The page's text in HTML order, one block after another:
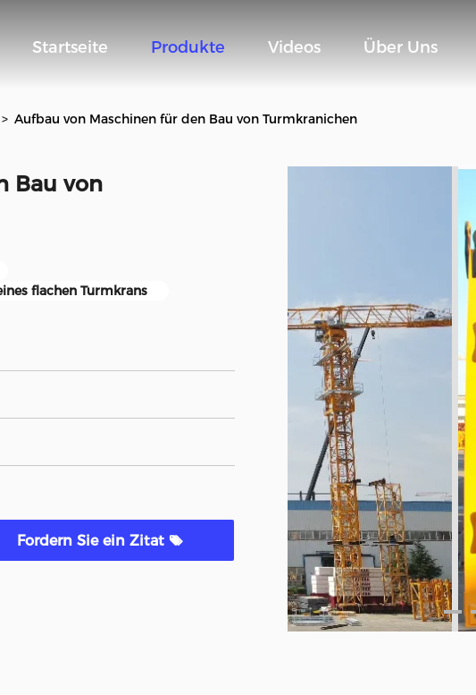
Startseite Produkte Videos Über Uns
> Aufbau von Maschinen für den Bau von Turmkranichen
Bau von
flachen Turmkrans
Fordern Sie ein Zitat